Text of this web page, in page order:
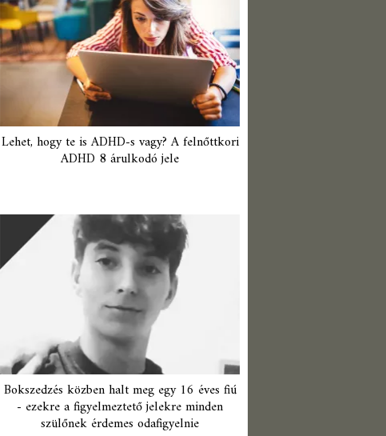
Lehet, hogy te is ADHD-s vagy? A felnőttkori
ADHD 8 árulkodó jele
Bokszedzés közben halt meg egy 16 éves fiú
- ezekre a figyelmeztető jelekre minden
szülőnek érdemes odafigyelnie